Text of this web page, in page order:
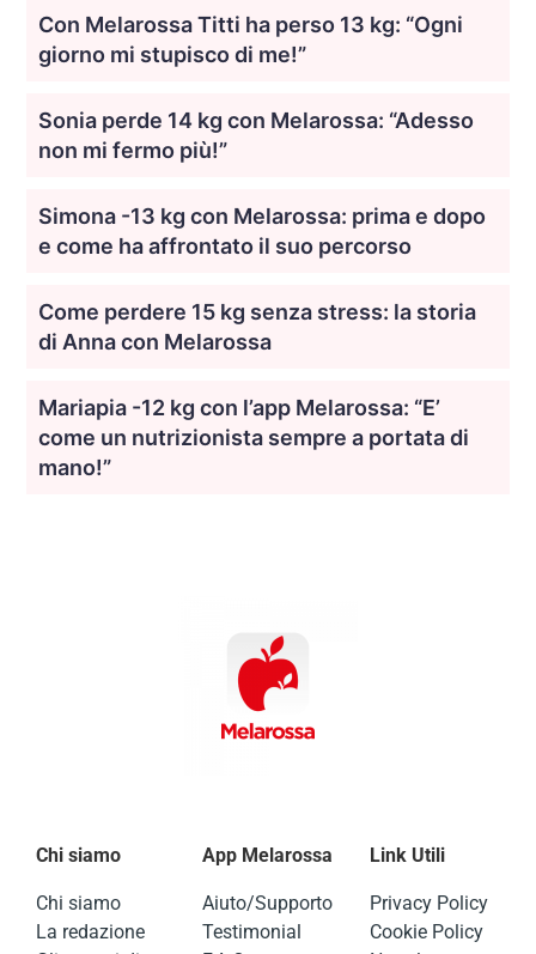
Con Melarossa Titti ha perso 13 kg: “Ogni
giorno mi stupisco di me!”
Sonia perde 14 kg con Melarossa: “Adesso
non mi fermo più!”
Simona -13 kg con Melarossa: prima e dopo
e come ha affrontato il suo percorso
Come perdere 15 kg senza stress: la storia
di Anna con Melarossa
Mariapia -12 kg con l’app Melarossa: “E’
come un nutrizionista sempre a portata di
mano!”
Chi siamo
Chi siamo
La redazione
App Melarossa
Aiuto/Supporto
Testimonial
Link Utili
Privacy Policy
Cookie Policy